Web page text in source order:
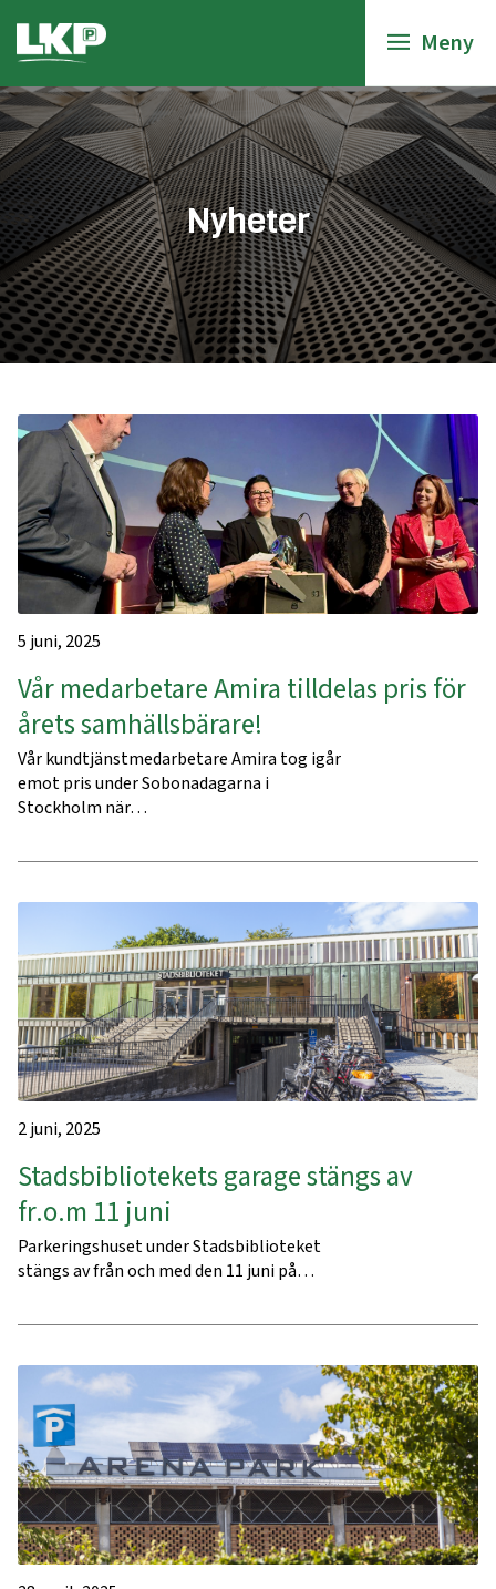
Meny
Nyheter
5 juni, 2025
Vår medarbetare Amira tilldelas pris för
årets samhällsbärare!
Vår kundtjänstmedarbetare Amira tog igår
emot pris under Sobonadagarna i
Stockholm när…
2 juni, 2025
Stadsbibliotekets garage stängs av
fr.o.m 11 juni
Parkeringshuset under Stadsbiblioteket
stängs av från och med den 11 juni på…